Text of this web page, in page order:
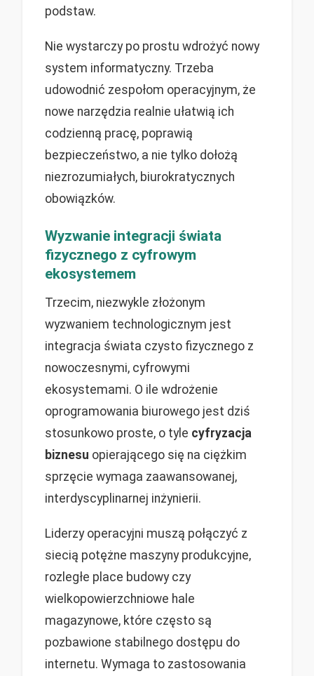
podstaw.
Nie wystarczy po prostu wdrożyć nowy
system informatyczny. Trzeba
udowodnić zespołom operacyjnym, że
nowe narzędzia realnie ułatwią ich
codzienną pracę, poprawią
bezpieczeństwo, a nie tylko dołożą
niezrozumiałych, biurokratycznych
obowiązków.
Wyzwanie integracji świata
fizycznego z cyfrowym
ekosystemem
Trzecim, niezwykle złożonym
wyzwaniem technologicznym jest
integracja świata czysto fizycznego z
nowoczesnymi, cyfrowymi
ekosystemami. O ile wdrożenie
oprogramowania biurowego jest dziś
stosunkowo proste, o tyle cyfryzacja
biznesu opierającego się na ciężkim
sprzęcie wymaga zaawansowanej,
interdyscyplinarnej inżynierii.
Liderzy operacyjni muszą połączyć z
siecią potężne maszyny produkcyjne,
rozległe place budowy czy
wielkopowierzchniowe hale
magazynowe, które często są
pozbawione stabilnego dostępu do
internetu. Wymaga to zastosowania